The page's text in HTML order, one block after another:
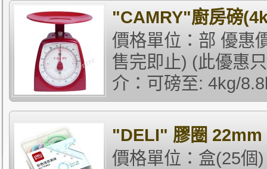
"CAMRY"廚房磅
價格單位：部 優惠
售完即止) (此優惠
介：可磅至: 4kg/
"DELI" 膠圈 22mm
價格單位：盒(25個